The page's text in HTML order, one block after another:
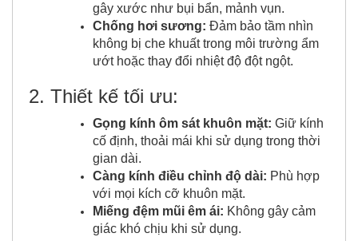
gây xước như bụi bẩn, mảnh vụn.
Chống hơi sương: Đảm bảo tầm nhìn
không bị che khuất trong môi trường ẩm
ướt hoặc thay đổi nhiệt độ đột ngột.
2. Thiết kế tối ưu:
Gọng kính ôm sát khuôn mặt: Giữ kính
cố định, thoải mái khi sử dụng trong thời
gian dài.
Càng kính điều chỉnh độ dài: Phù hợp
với mọi kích cỡ khuôn mặt.
Miếng đệm mũi êm ái: Không gây cảm
giác khó chịu khi sử dụng.